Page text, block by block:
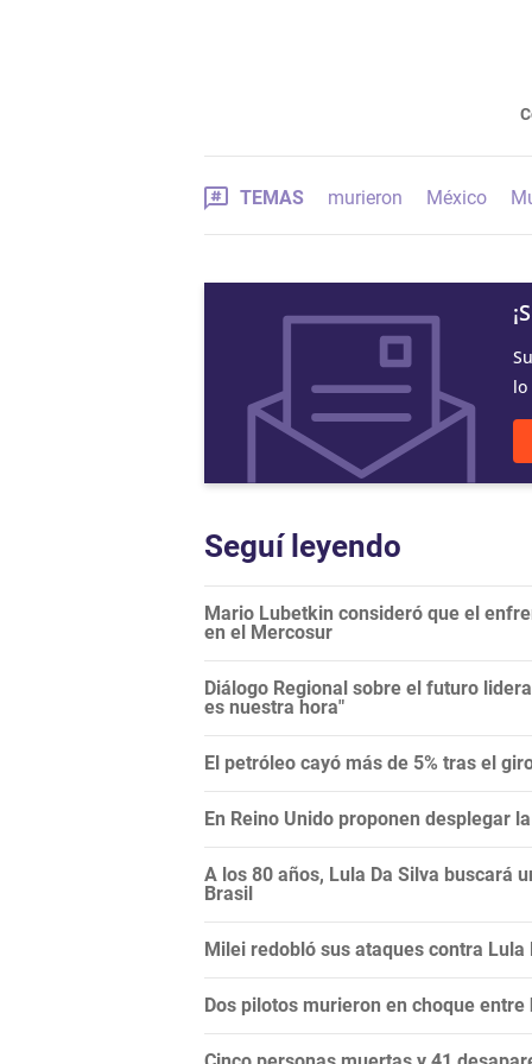
TEMAS murieron México
Seguí leyendo
Mario Lubetkin consideró que el
en el Mercosur
Diálogo Regional sobre el futuro
es nuestra hora"
El petróleo cayó más de 5% tras el
En Reino Unido proponen desplegar
A los 80 años, Lula Da Silva buscará
Brasil
Milei redobló sus ataques contra
Dos pilotos murieron en choque